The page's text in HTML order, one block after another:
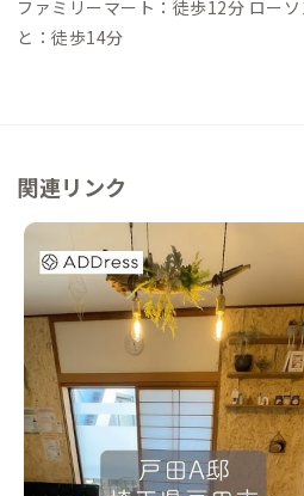
ら →（高速道20分）→戸田南IC→
ファミリーマート：徒歩12分 ロー
と：徒歩14分
関連リンク